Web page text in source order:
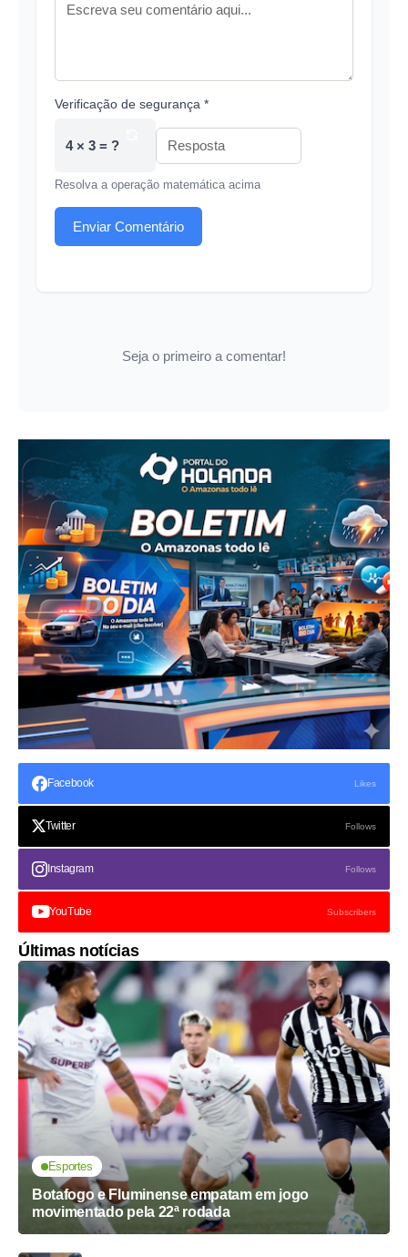
Verificação de segurança *
4 × 3 = ?
Resolva a operação matemática acima
Enviar Comentário
Seja o primeiro a comentar!
Facebook Likes
Twitter Follows
Instagram Follows
YouTube Subscribers
Últimas notícias
Esportes
Botafogo e Fluminense empatam em jogo
movimentado pela 22ª rodada